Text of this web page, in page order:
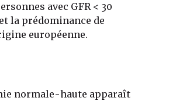
avec GFR < 30
la prédominance de
européenne.
normale-haute apparaît